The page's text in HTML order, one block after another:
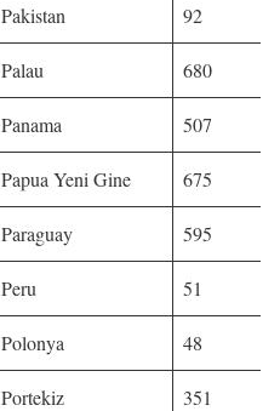
Pakistan 92
Palau 680
Panama 507
Papua Yeni Gine 675
Paraguay 595
Peru 51
Polonya 48
Portekiz 351